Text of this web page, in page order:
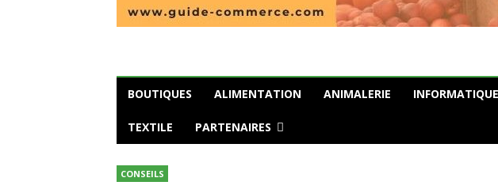
BOUTIQUES ALIMENTATION ANIMALERIE INFORMATIQUE
TEXTILE PARTENAIRES
CONSEILS